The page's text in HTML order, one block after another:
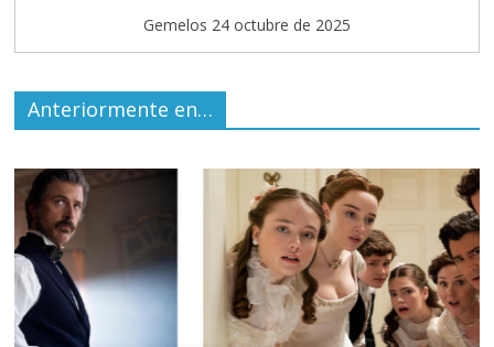
Gemelos 24 octubre de 2025
Anteriormente en…